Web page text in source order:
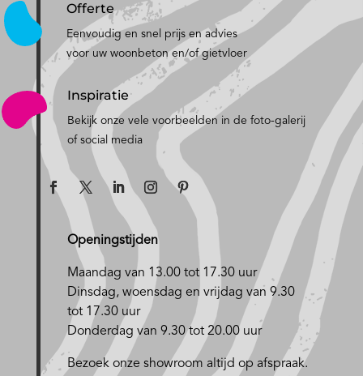
Offerte
Eenvoudig en snel prijs en advies
voor uw woonbeton en/of gietvloer
Inspiratie
Bekijk onze vele voorbeelden in de foto-galerij
of social media
Openingstijden
Maandag van 13.00 tot 17.30 uur
Dinsdag, woensdag en vrijdag van 9.30
tot 17.30 uur
Donderdag van 9.30 tot 20.00 uur
Bezoek onze showroom altijd op afspraak.